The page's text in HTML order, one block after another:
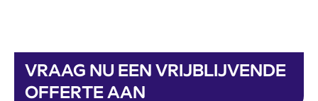
VRAAG NU EEN VRIJBLIJVENDE
OFFERTE AAN